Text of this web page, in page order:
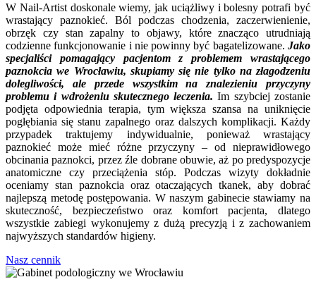
W Nail-Artist doskonale wiemy, jak uciążliwy i bolesny potrafi być
wrastający paznokieć. Ból podczas chodzenia, zaczerwienienie,
obrzęk czy stan zapalny to objawy, które znacząco utrudniają
codzienne funkcjonowanie i nie powinny być bagatelizowane. Jako
specjaliści pomagający pacjentom z problemem wrastającego
paznokcia we Wrocławiu, skupiamy się nie tylko na złagodzeniu
dolegliwości, ale przede wszystkim na znalezieniu przyczyny
problemu i wdrożeniu skutecznego leczenia. Im szybciej zostanie
podjęta odpowiednia terapia, tym większa szansa na uniknięcie
pogłębiania się stanu zapalnego oraz dalszych komplikacji. Każdy
przypadek traktujemy indywidualnie, ponieważ wrastający
paznokieć może mieć różne przyczyny – od nieprawidłowego
obcinania paznokci, przez źle dobrane obuwie, aż po predyspozycje
anatomiczne czy przeciążenia stóp. Podczas wizyty dokładnie
oceniamy stan paznokcia oraz otaczających tkanek, aby dobrać
najlepszą metodę postępowania. W naszym gabinecie stawiamy na
skuteczność, bezpieczeństwo oraz komfort pacjenta, dlatego
wszystkie zabiegi wykonujemy z dużą precyzją i z zachowaniem
najwyższych standardów higieny.
Nasz cennik